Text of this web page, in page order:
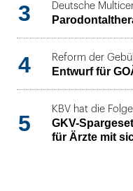
3 Deutsche
4 Reform der
Entwurf für
5
KBV hat die
GKV-
für Ärzte mit